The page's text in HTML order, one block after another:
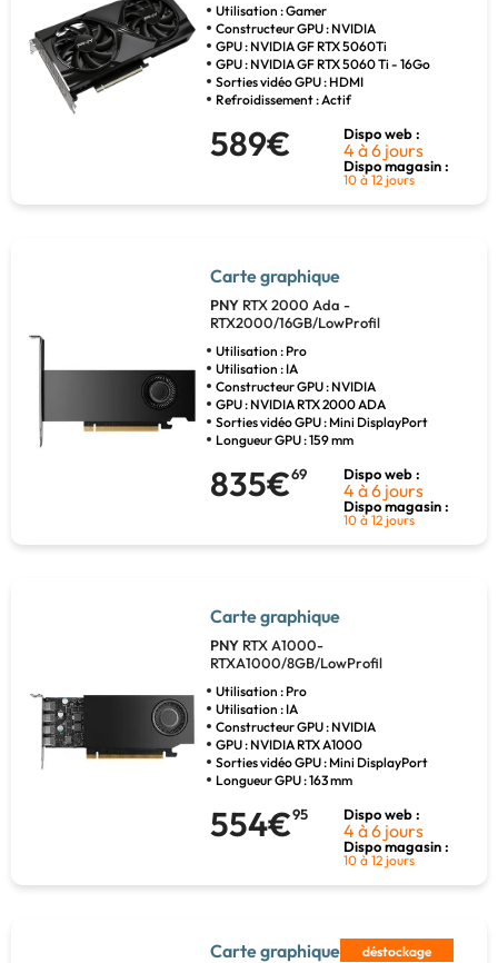
Utilisation : Gamer
Constructeur GPU : NVIDIA
GPU : NVIDIA GF RTX 5060Ti
GPU : NVIDIA GF RTX 5060 Ti - 16Go
Sorties vidéo GPU : HDMI
Refroidissement : Actif
589€ Dispo web :
4 à 6 jours
Dispo magasin :
10 à 12 jours
Carte graphique
PNY RTX 2000 Ada -
RTX2000/16GB/LowProfil
Utilisation : Pro
Utilisation : IA
Constructeur GPU : NVIDIA
GPU : NVIDIA RTX 2000 ADA
Sorties vidéo GPU : Mini DisplayPort
Longueur GPU : 159 mm
835€69 Dispo web :
4 à 6 jours
Dispo magasin :
10 à 12 jours
Carte graphique
PNY RTX A1000-
RTXA1000/8GB/LowProfil
Utilisation : Pro
Utilisation : IA
Constructeur GPU : NVIDIA
GPU : NVIDIA RTX A1000
Sorties vidéo GPU : Mini DisplayPort
Longueur GPU : 163 mm
554€95 Dispo web :
4 à 6 jours
Dispo magasin :
10 à 12 jours
Carte graphique déstockage